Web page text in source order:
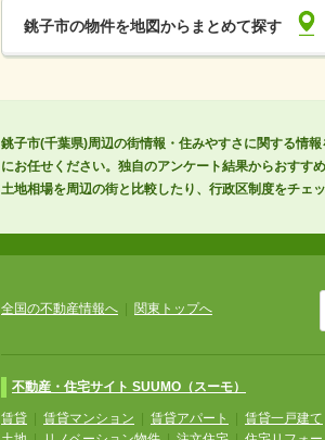
銚子市の物件を地図からまとめて探す
銚子市(千葉県)周辺の街情報・住みやすさに関する情
にお任せください。独自のアンケート結果からおすす
土地相場を周辺の街と比較したり、行政区制度をチェ
全国の不動産情報へ 関東トップへ
不動産・住宅サイト SUUMO（スーモ）
賃貸 賃貸マンション 賃貸アパート 賃貸一戸建て